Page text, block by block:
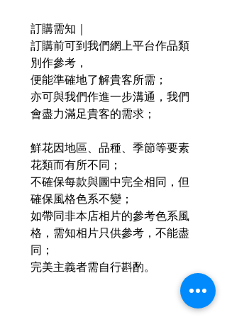
訂購需知｜
訂購前可到我們網上平台作品類
別作參考，
便能準確地了解貴客所需；
亦可與我們作進一步溝通，我們
會盡力滿足貴客的需求；
鮮花因地區、品種、季節等要素
花類而有所不同；
不確保每款與圖中完全相同，但
確保風格色系不變；
如帶同非本店相片的參考色系風
格，需知相片只供參考，不能盡
同；
完美主義者需自行斟酌。